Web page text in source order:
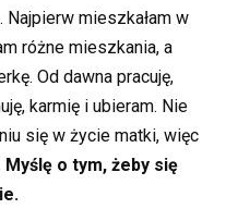
Najpierw mieszkałam w
różne mieszkania, a
Od dawna pracuję,
karmię i ubieram. Nie
się w życie matki, więc
Myślę o tym, żeby się